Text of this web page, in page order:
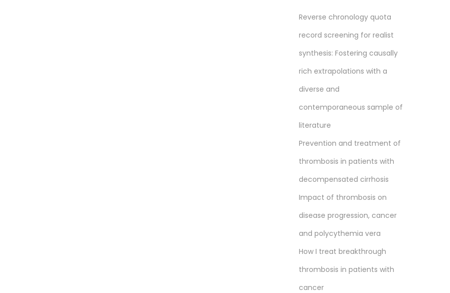
Reverse chronology quota
record screening for realist
synthesis: Fostering causally
rich extrapolations with a
diverse and
contemporaneous sample of
literature
Prevention and treatment of
thrombosis in patients with
decompensated cirrhosis
Impact of thrombosis on
disease progression, cancer
and polycythemia vera
How I treat breakthrough
thrombosis in patients with
cancer